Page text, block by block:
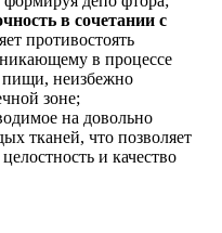
в сочетании с
противостоять
в процессе
пищи, неизбежно
зоне;
на довольно
тканей, что позволяет
и качество